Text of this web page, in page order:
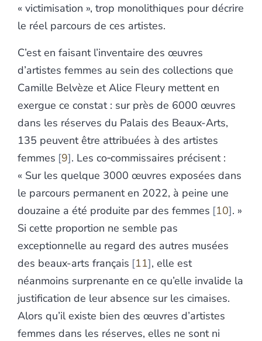
« victimisation », trop monolithiques pour décrire
le réel parcours de ces artistes.
C’est en faisant l’inventaire des œuvres
d’artistes femmes au sein des collections que
Camille Belvèze et Alice Fleury mettent en
exergue ce constat : sur près de 6000 œuvres
dans les réserves du Palais des Beaux-Arts,
135 peuvent être attribuées à des artistes
femmes 9 . Les co‑commissaires précisent :
« Sur les quelque 3000 œuvres exposées dans
le parcours permanent en 2022, à peine une
douzaine a été produite par des femmes 10 . »
Si cette proportion ne semble pas
exceptionnelle au regard des autres musées
des beaux-arts français 11 , elle est
néanmoins surprenante en ce qu’elle invalide la
justification de leur absence sur les cimaises.
Alors qu’il existe bien des œuvres d’artistes
femmes dans les réserves, elles ne sont ni